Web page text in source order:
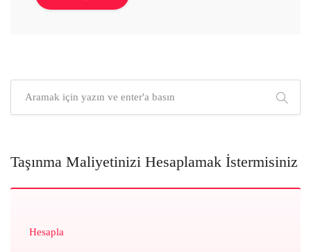
Taşınma Maliyetinizi Hesaplamak İstermisiniz
Hesapla